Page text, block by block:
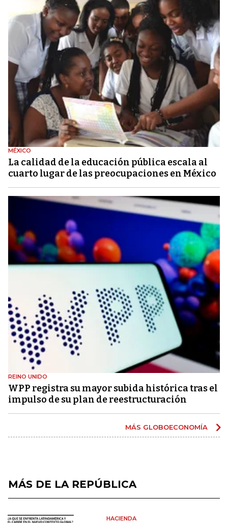
MÉXICO
La calidad de la educación pública escala al
cuarto lugar de las preocupaciones en México
REINO UNIDO
WPP registra su mayor subida histórica tras el
impulso de su plan de reestructuración
MÁS GLOBOECONOMÍA
MÁS DE LA REPÚBLICA
HACIENDA